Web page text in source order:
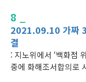
8 _
2021.09.10 가짜
결
: 지노위에서 ‘백화점
중에 화해조서합의로